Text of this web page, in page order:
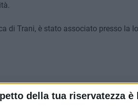
della tua riservatezza
di Trani, è stato associato presso la